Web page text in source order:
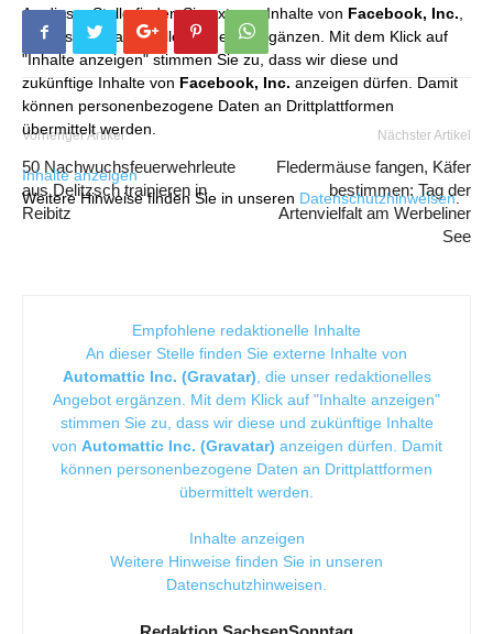
An dieser Stelle finden Sie externe Inhalte von Facebook, Inc.
die unser redaktionelles Angebot ergänzen. Mit dem Klick auf
"Inhalte anzeigen" stimmen Sie zu, dass wir diese und
zukünftige Inhalte von Facebook, Inc. anzeigen dürfen. Damit
können personenbezogene Daten an Drittplattformen
übermittelt werden.
Inhalte anzeigen
Weitere Hinweise finden Sie in unseren Datenschutzhinweisen.
Vorheriger Artikel
50 Nachwuchsfeuerwehrleute
aus Delitzsch trainieren in
Reibitz
Nächster Artikel
Fledermäuse fangen, Käfer
bestimmen: Tag der
Artenvielfalt am Werbeliner
See
Empfohlene redaktionelle Inhalte
An dieser Stelle finden Sie externe Inhalte von
Automattic Inc. (Gravatar) , die unser redaktionelles
Angebot ergänzen. Mit dem Klick auf "Inhalte anzeigen"
stimmen Sie zu, dass wir diese und zukünftige Inhalte
von Automattic Inc. (Gravatar) anzeigen dürfen. Damit
können personenbezogene Daten an Drittplattformen
übermittelt werden.
Inhalte anzeigen
Weitere Hinweise finden Sie in unseren
Datenschutzhinweisen